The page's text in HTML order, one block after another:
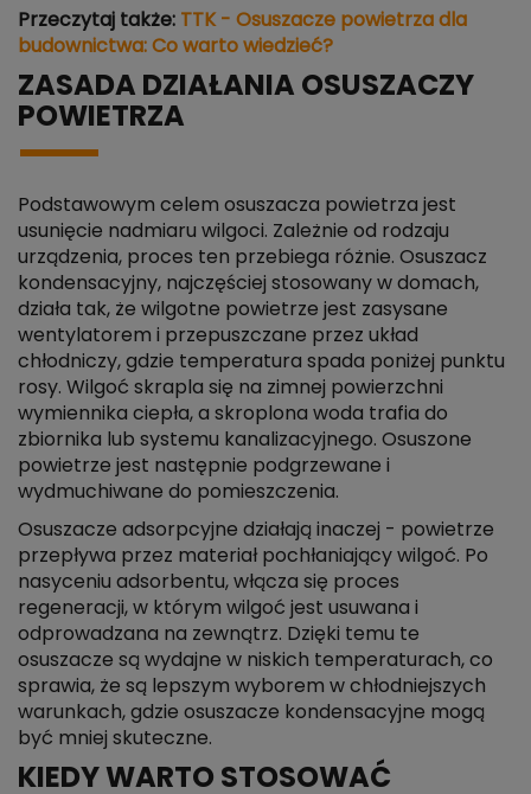
Przeczytaj także: TTK - Osuszacze powietrza dla
budownictwa: Co warto wiedzieć?
ZASADA DZIAŁANIA OSUSZACZY
POWIETRZA
Podstawowym celem osuszacza powietrza jest
usunięcie nadmiaru wilgoci. Zależnie od rodzaju
urządzenia, proces ten przebiega różnie. Osuszacz
kondensacyjny, najczęściej stosowany w domach,
działa tak, że wilgotne powietrze jest zasysane
wentylatorem i przepuszczane przez układ
chłodniczy, gdzie temperatura spada poniżej punktu
rosy. Wilgoć skrapla się na zimnej powierzchni
wymiennika ciepła, a skroplona woda trafia do
zbiornika lub systemu kanalizacyjnego. Osuszone
powietrze jest następnie podgrzewane i
wydmuchiwane do pomieszczenia.
Osuszacze adsorpcyjne działają inaczej - powietrze
przepływa przez materiał pochłaniający wilgoć. Po
nasyceniu adsorbentu, włącza się proces
regeneracji, w którym wilgoć jest usuwana i
odprowadzana na zewnątrz. Dzięki temu te
osuszacze są wydajne w niskich temperaturach, co
sprawia, że są lepszym wyborem w chłodniejszych
warunkach, gdzie osuszacze kondensacyjne mogą
być mniej skuteczne.
KIEDY WARTO STOSOWAĆ